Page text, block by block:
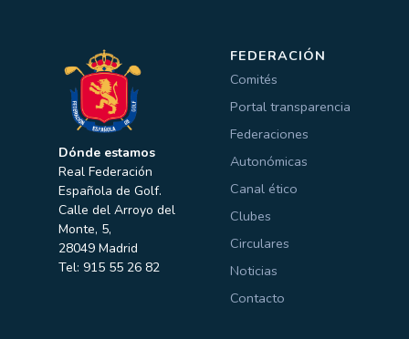
Dónde estamos
Real Federación
Española de Golf.
Calle del Arroyo del
Monte, 5,
28049 Madrid
Tel: 915 55 26 82
FEDERACIÓN
Comités
Portal transparencia
Federaciones
Autonómicas
Canal ético
Clubes
Circulares
Noticias
Contacto